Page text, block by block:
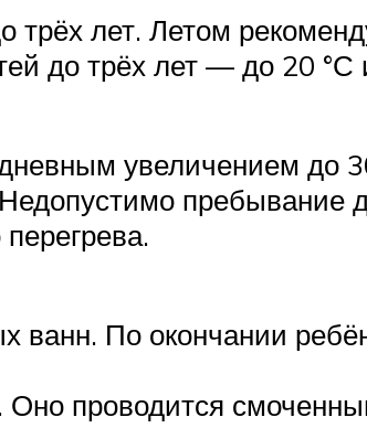
лет. Летом
до трёх лет — до 20 °С
увеличением до
пребывание
ванн. По окончании
Оно проводится